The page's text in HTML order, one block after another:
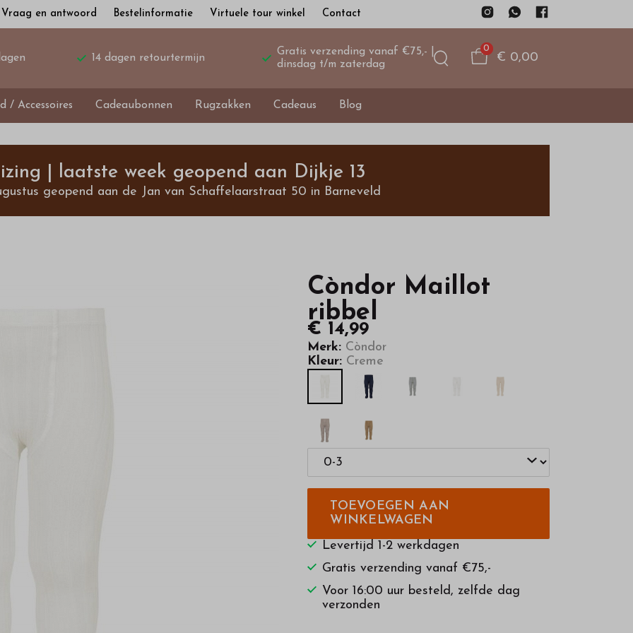
Vraag en antwoord Bestelinformatie Virtuele tour winkel Contact
14 dagen retourtermijn
Gratis verzending vanaf €75,- |
dinsdag t/m zaterdag
0
€ 0,00
/ Accessoires Cadeaubonnen Rugzakken Cadeaus Blog
| laatste week geopend aan Dijkje 13
geopend aan de Jan van Schaffelaarstraat 50 in Barneveld
Còndor Maillot
ribbel
€ 14,99
Merk: Còndor
Kleur: Creme
TOEVOEGEN AAN
WINKELWAGEN
Levertijd 1-2 werkdagen
Gratis verzending vanaf €75,-
Voor 16:00 uur besteld, zelfde dag
verzonden